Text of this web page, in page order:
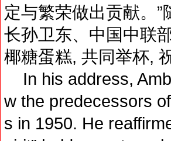
定与繁荣做出贡献。
长孙卫东、中国中联
椰糖蛋糕, 共同举杯,
In his address,
w the predecessors
s in 1950. He